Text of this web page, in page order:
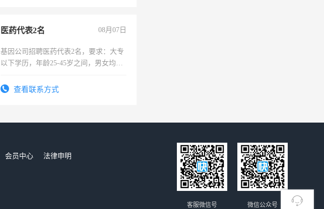
医药代表2名 08月07日
基因公司招聘医药代表2名，要求：大专
以下学历，年龄25-45岁之间，男女均
表或者有医学资质的优先，底薪+绩效，
查看联系方式
会员中心
法律申明
微信公众号
客服微信号